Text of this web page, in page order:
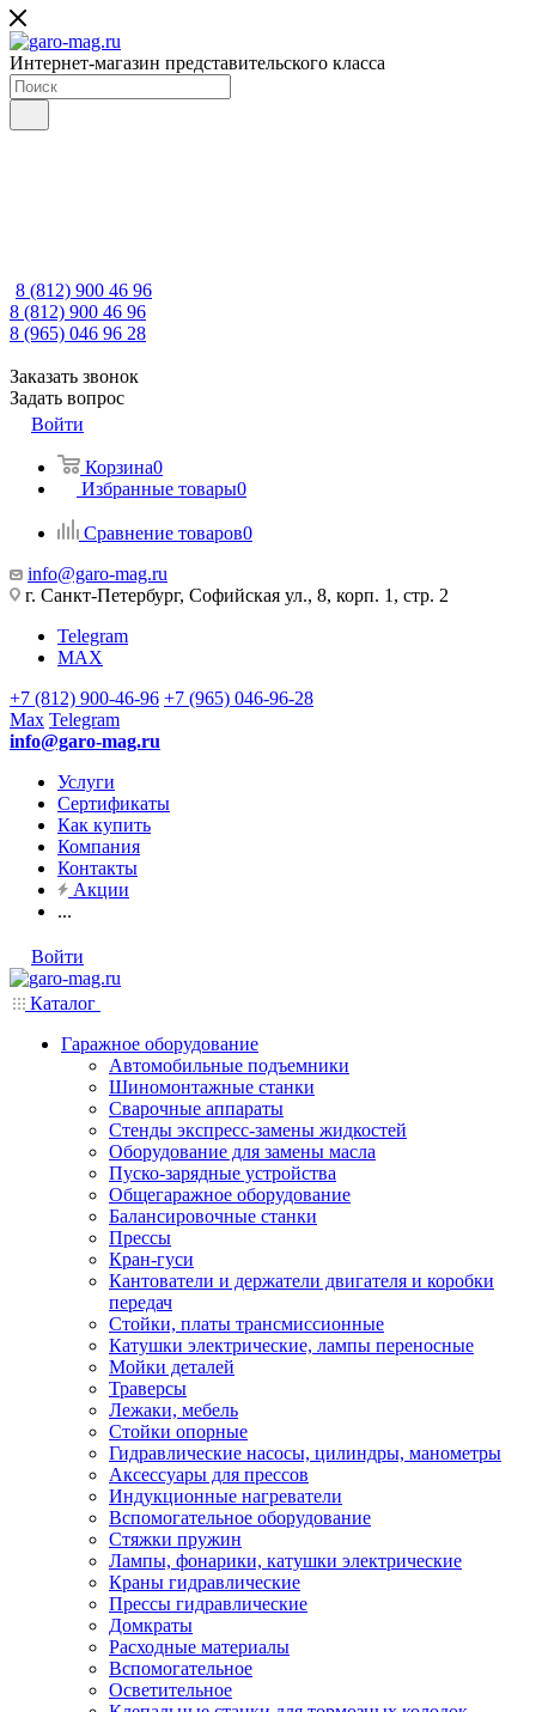
Интернет-магазин представительского класса
8 (812) 900 46 96
8 (812) 900 46 96
8 (965) 046 96 28
Заказать звонок
Задать вопрос
Войти
Корзина0
Избранные товары0
Сравнение товаров0
info@garo-mag.ru
г. Санкт-Петербург, Софийская ул., 8, корп. 1, стр. 2
Telegram
MAX
+7 (812) 900-46-96 +7 (965) 046-96-28
Max Telegram
info@garo-mag.ru
Услуги
Сертификаты
Как купить
Компания
Контакты
Акции
...
Войти
Каталог
Гаражное оборудование
Автомобильные подъемники
Шиномонтажные станки
Сварочные аппараты
Стенды экспресс-замены жидкостей
Оборудование для замены масла
Пуско-зарядные устройства
Общегаражное оборудование
Балансировочные станки
Прессы
Кран-гуси
Кантователи и держатели двигателя и коробки
передач
Стойки, платы трансмиссионные
Катушки электрические, лампы переносные
Мойки деталей
Траверсы
Лежаки, мебель
Стойки опорные
Гидравлические насосы, цилиндры, манометры
Аксессуары для прессов
Индукционные нагреватели
Вспомогательное оборудование
Стяжки пружин
Лампы, фонарики, катушки электрические
Краны гидравлические
Прессы гидравлические
Домкраты
Расходные материалы
Вспомогательное
Осветительное